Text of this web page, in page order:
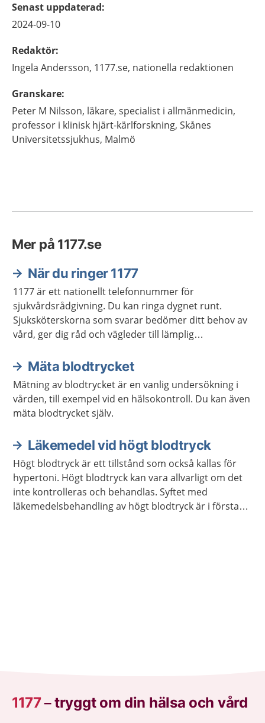
Senast uppdaterad:
2024-09-10
Redaktör:
Ingela Andersson, 1177.se, nationella redaktionen
Granskare:
Peter M Nilsson, läkare, specialist i allmänmedicin,
professor i klinisk hjärt-kärlforskning, Skånes
Universitetssjukhus, Malmö
Mer på 1177.se
När du ringer 1177
1177 är ett nationellt telefonnummer för
sjukvårdsrådgivning. Du kan ringa dygnet runt.
Sjuksköterskorna som svarar bedömer ditt behov av
vård, ger dig råd och vägleder till lämplig
Mäta blodtrycket
Mätning av blodtrycket är en vanlig undersökning i
vården, till exempel vid en hälsokontroll. Du kan även
mäta blodtrycket själv.
Läkemedel vid högt blodtryck
Högt blodtryck är ett tillstånd som också kallas för
hypertoni. Högt blodtryck kan vara allvarligt om det
inte kontrolleras och behandlas. Syftet med
läkemedelsbehandling av högt blodtryck är i första
1177–tryggt om din hälsa och vård